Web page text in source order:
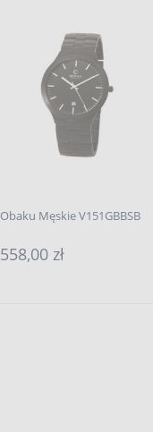
Obaku Męskie V151GBBSB
558,00 zł